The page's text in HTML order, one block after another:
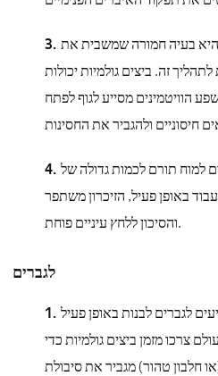
היא בעיה חמורה שמשבית את
זה. ביצים גולמיות יכולות
הוויטמינים מסייע לגוף לפתח
למוח תורם לכמות גדולה של
באופן פעיל, הזיכרון משתפר
והסיכון ללחץ עיניים פוחת.
לגברים
לגברים לבנות באופן פעיל
צרכו מזמן ביצים גולמיות כדי
חלבון טהור) מגביר את סיבולת